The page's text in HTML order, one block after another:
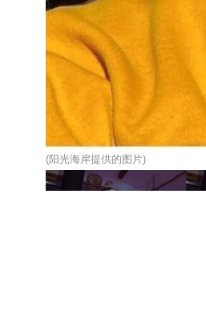
(阳光海岸提供的图片)